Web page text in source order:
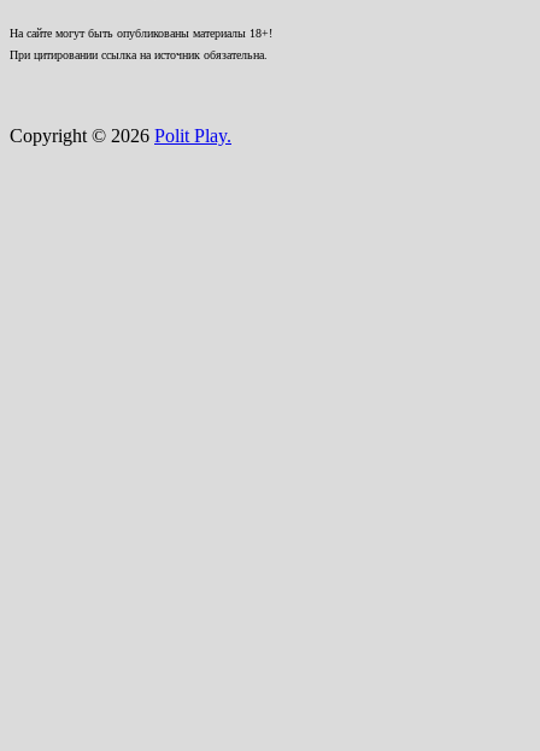
На сайте могут быть опубликованы материалы 18+!
При цитировании ссылка на источник обязательна.
Copyright © 2026 Polit Play.